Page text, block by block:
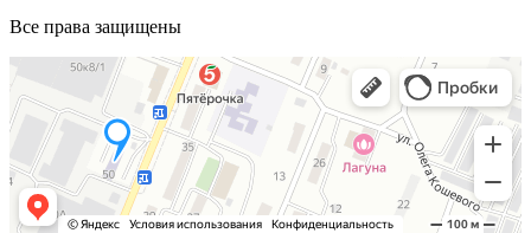
Все права защищены